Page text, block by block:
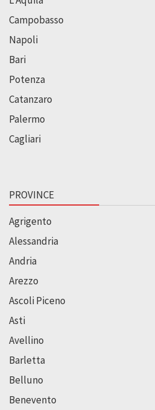
Campobasso
Napoli
Bari
Potenza
Catanzaro
Palermo
Cagliari
PROVINCE
Agrigento
Alessandria
Andria
Arezzo
Ascoli Piceno
Asti
Avellino
Barletta
Belluno
Benevento